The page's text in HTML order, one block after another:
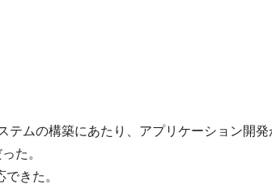
ムの構築にあたり、アプリケーション開
た。
きた。